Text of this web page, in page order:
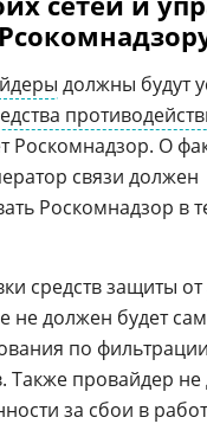
должны будут
Роскомнадзор. О
связи должен
Роскомнадзор в
средств защиты от
не должен будет
по
Также провайдер
за сбои в